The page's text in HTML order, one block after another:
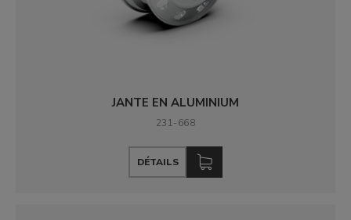
JANTE EN ALUMINIUM
231-668
DÉTAILS